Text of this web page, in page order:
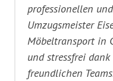
professionellen
Umzugsmeister
Möbeltransport in
und stressfrei
freundlichen